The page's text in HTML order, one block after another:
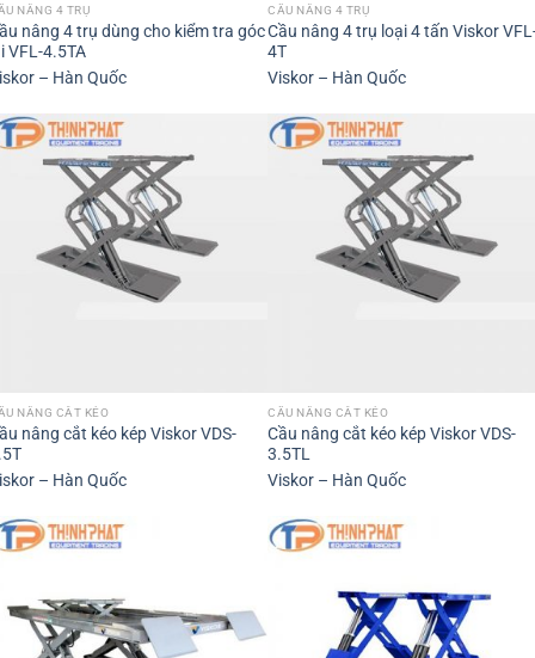
NÂNG 4 TRỤ
nâng 4 trụ dùng cho kiểm tra góc
VFL-4.5TA
– Hàn Quốc
CẦU NÂNG 4 TRỤ
Cầu nâng 4 trụ loại 4 tấn Viskor
4T
Viskor – Hàn Quốc
NÂNG CẮT KÉO
nâng cắt kéo kép Viskor VDS-
– Hàn Quốc
CẦU NÂNG CẮT KÉO
Cầu nâng cắt kéo kép Viskor VDS-
3.5TL
Viskor – Hàn Quốc